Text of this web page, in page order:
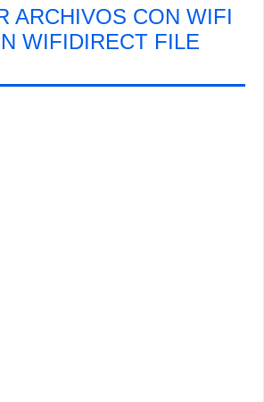
ARCHIVOS CON WIFI
WIFIDIRECT FILE